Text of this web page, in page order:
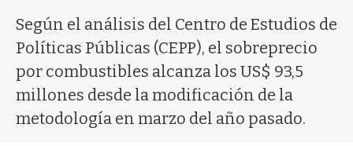
Según el análisis del Centro de Estudios de
Políticas Públicas (CEPP), el sobreprecio
por combustibles alcanza los US$ 93,5
millones desde la modificación de la
metodología en marzo del año pasado.